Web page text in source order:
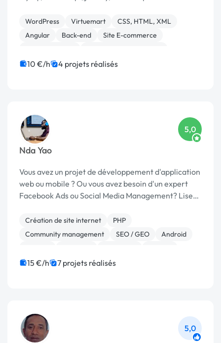
application mobile * CMS : expert WordPress et
exp...
WordPress Virtuemart
CSS, HTML, XML
Angular
Back-end
Site E-commerce
Développement spécifique
10 €/h 4 projets réalisés
Nda Yao
5,0
Vous avez un projet de développement d'application
web ou mobile ? Ou vous avez besoin d'un expert
Facebook Ads ou Social Media Management? Lisez
développeur web full stack React & Redux | Larave...
Création de site internet
PHP
Community management
SEO / GEO
Android
React
15 €/h 7 projets réalisés
5,0